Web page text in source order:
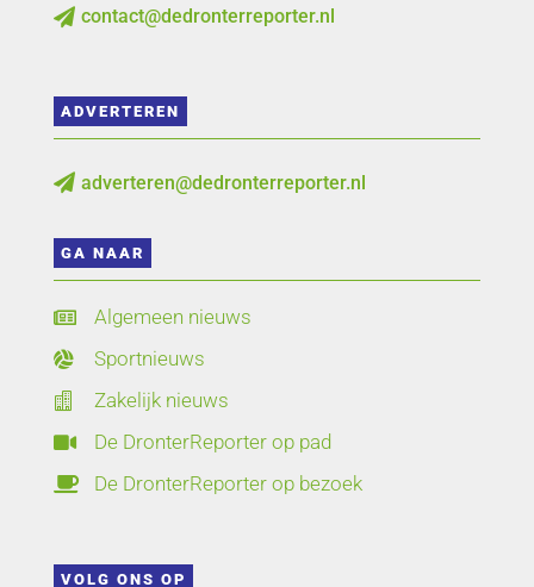
 contact@dedronterreporter.nl
ADVERTEREN
 adverteren@dedronterreporter.nl
GA NAAR
 Algemeen nieuws
 Sportnieuws
 Zakelijk nieuws
 De DronterReporter op pad
 De DronterReporter op bezoek
VOLG ONS OP